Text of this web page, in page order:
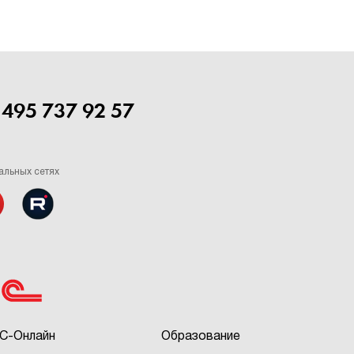
737 92 57
сетях
Онлайн Образование